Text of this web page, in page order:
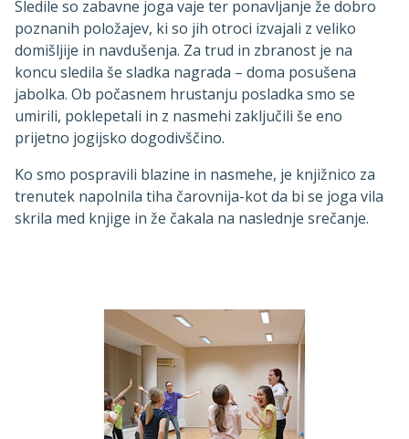
Sledile so zabavne joga vaje ter ponavljanje že dobro
poznanih položajev, ki so jih otroci izvajali z veliko
domišljije in navdušenja. Za trud in zbranost je na
koncu sledila še sladka nagrada – doma posušena
jabolka. Ob počasnem hrustanju posladka smo se
umirili, poklepetali in z nasmehi zaključili še eno
prijetno jogijsko dogodivščino.
Ko smo pospravili blazine in nasmehe, je knjižnico za
trenutek napolnila tiha čarovnija-kot da bi se joga vila
skrila med knjige in že čakala na naslednje srečanje.